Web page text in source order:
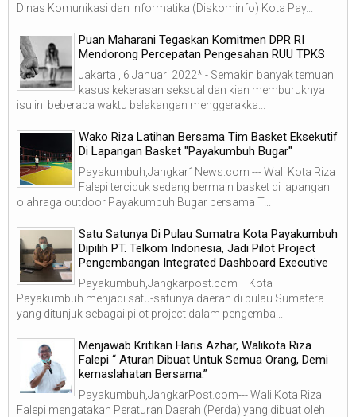
Dinas Komunikasi dan Informatika (Diskominfo) Kota Pay...
Puan Maharani Tegaskan Komitmen DPR RI
Mendorong Percepatan Pengesahan RUU TPKS
Jakarta , 6 Januari 2022* - Semakin banyak temuan
kasus kekerasan seksual dan kian memburuknya
isu ini beberapa waktu belakangan menggerakka...
Wako Riza Latihan Bersama Tim Basket Eksekutif
Di Lapangan Basket "Payakumbuh Bugar"
Payakumbuh,Jangkar1News.com --- Wali Kota Riza
Falepi terciduk sedang bermain basket di lapangan
olahraga outdoor Payakumbuh Bugar bersama T...
Satu Satunya Di Pulau Sumatra Kota Payakumbuh
Dipilih PT. Telkom Indonesia, Jadi Pilot Project
Pengembangan Integrated Dashboard Executive
Payakumbuh,Jangkarpost.com— Kota
Payakumbuh menjadi satu-satunya daerah di pulau Sumatera
yang ditunjuk sebagai pilot project dalam pengemba...
Menjawab Kritikan Haris Azhar, Walikota Riza
Falepi “ Aturan Dibuat Untuk Semua Orang, Demi
kemaslahatan Bersama.”
Payakumbuh,JangkarPost.com--- Wali Kota Riza
Falepi mengatakan Peraturan Daerah (Perda) yang dibuat oleh